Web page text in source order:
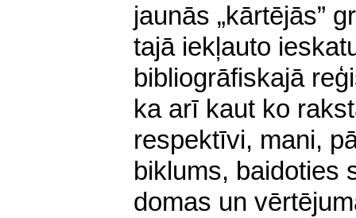
jaunās „kārtējās”
tajā iekļauto
bibliogrāfiskajā
ka arī kaut ko
respektīvi, mani,
biklums, baidoties
domas un